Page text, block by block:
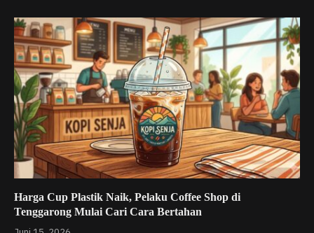
Harga Cup Plastik Naik, Pelaku Coffee Shop di
Tenggarong Mulai Cari Cara Bertahan